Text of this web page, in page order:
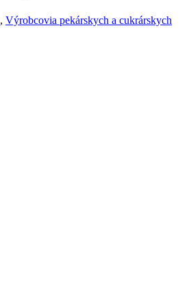
, Výrobcovia pekárskych a cukrárskych